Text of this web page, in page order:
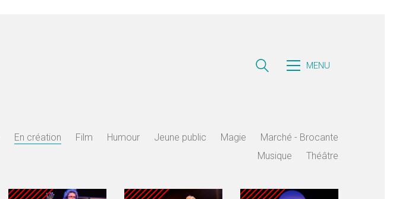
MENU
En création Film Humour Jeune public Magie
Marché - Brocante
Musique
Théâtre